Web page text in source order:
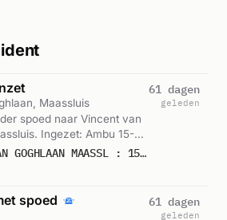
Maassluis
spoed naar Vincent van
Ingezet: Ambu 15-
11:58.
A2 VINCENT VAN GOGHLAAN MAASSL : 15125
61 dagen
geleden
spoed 61 dagen
geleden